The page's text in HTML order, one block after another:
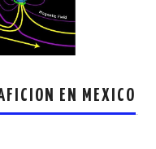
EN MEXICO